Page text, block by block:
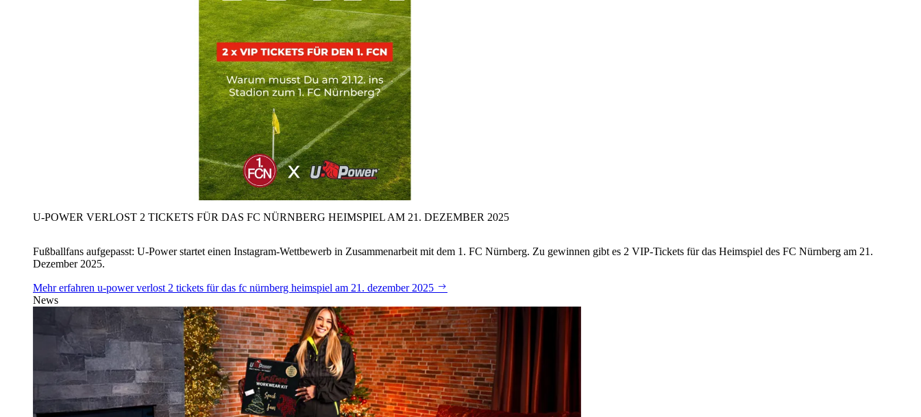
U‑POWER VERLOST 2 TICKETS FÜR DAS FC NÜRNBERG HEIMSPIEL AM 21. DEZEMBER 2025
Fußballfans aufgepasst: U‑Power startet einen Instagram-Wettbewerb in Zusammenarbeit mit dem 1. FC Nürnberg. Zu gewinnen gibt es 2 VIP-Tickets für das Heimspiel des FC Nürnberg am 21.
Dezember 2025.
Mehr erfahren u‑power verlost 2 tickets für das fc nürnberg heimspiel am 21. dezember 2025
News